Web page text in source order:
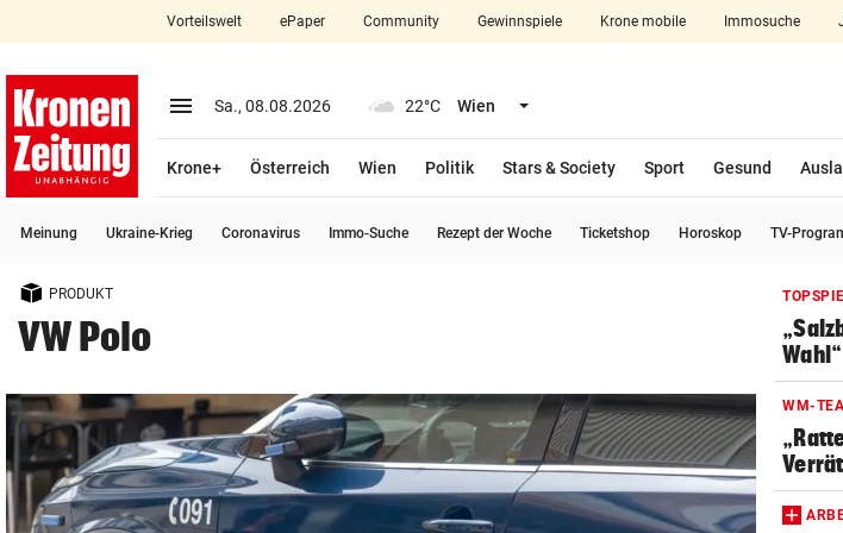
closeSchließen
account_circle Anmelden
arrow_right
bookmark Merkliste
search
Suchbegriff
eingeben
Vorteilswelt ePaper Community Gewinnspiele Krone mobile Immosuche
menu Menü aufklappen
Sa., 08.08.2026 22°C Wien Menü aufklappen
Krone+ Österreich Wien Politik Stars & Society Sport Gesund
Meinung Ukraine-Krieg Coronavirus Immo-Suche Rezept der Woche Ticketshop Horoskop TV-
PRODUKT
VW Polo
Wahl“
WM-